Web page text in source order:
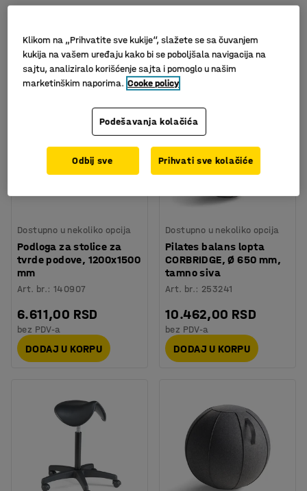
Sortiraj
50 proizvoda
Dostupno u nekoliko opcija
Podloga za stolice za
tvrde podove, 1200x1500
mm
Art. br.:140907
6.611,00 RSD
bez PDV-a
DODAJ U KORPU
Dostupno u nekoliko opcija
Pilates balans lopta
CORBRIDGE, Ø 650 mm,
tamno siva
Art. br.: 253241
10.462,00 RSD
bez PDV-a
DODAJ U KORPU
Klikom na „Prihvatite sve kukije“, slažete se sa čuvanjem
kukija na vašem uređaju kako bi se poboljšala navigacija na
sajtu, analiziralo korišćenje sajta i pomoglo u našim
marketinškim naporima. Cooke policy
Podešavanja kolačića
Odbij sve Prihvati sve kolačiće